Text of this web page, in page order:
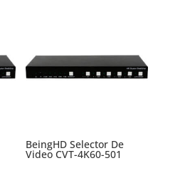
BeingHD Selector De
Video CVT-4K60-501